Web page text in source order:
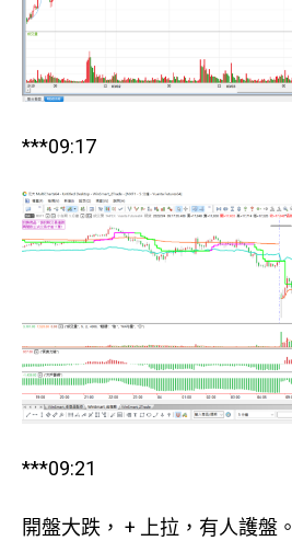
***09:17
***09:21
開盤大跌， + 上拉，有人護盤。